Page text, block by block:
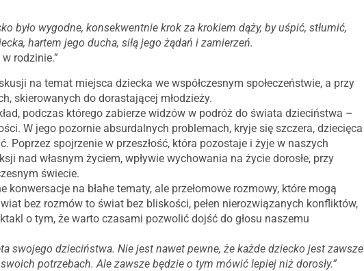
było wygodne, konsekwentnie krok za krokiem dąży, by uśpić, stłumić,
hartem jego ducha, siłą jego żądań i zamierzeń.
rodzinie.”
na temat miejsca dziecka we współczesnym społeczeństwie, a przy
skierowanych do dorastającej młodzieży.
podczas którego zabierze widzów w podróż do świata dzieciństwa –
W jego pozornie absurdalnych problemach, kryje się szczera, dziecięca
Poprzez spojrzenie w przeszłość, która pozostaje i żyje w naszych
nad własnym życiem, wpływie wychowania na życie dorosłe, przy
świecie.
na błahe tematy, ale przełomowe rozmowy, które mogą
bez rozmów to świat bez bliskości, pełen nierozwiązanych konfliktów,
o tym, że warto czasami pozwolić dojść do głosu naszemu
swojego dzieciństwa. Nie jest nawet pewne, że każde dziecko jest zawsze
potrzebach. Ale zawsze będzie o tym mówić lepiej niż dorosły.”